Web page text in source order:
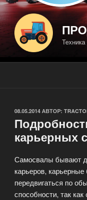
ОПУБЛИКОВАНО
08.05.2014 АВТОР:
карьерных
Самосвалы бывают
карьеров,
передвигаться по
способности, так